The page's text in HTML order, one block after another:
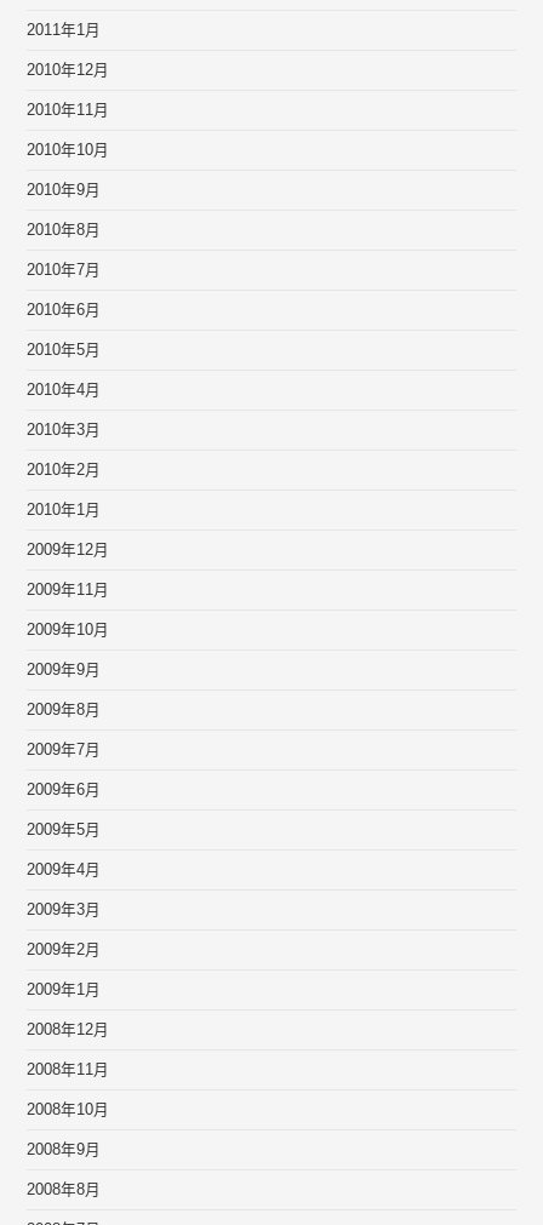
2011年1月
2010年12月
2010年11月
2010年10月
2010年9月
2010年8月
2010年7月
2010年6月
2010年5月
2010年4月
2010年3月
2010年2月
2010年1月
2009年12月
2009年11月
2009年10月
2009年9月
2009年8月
2009年7月
2009年6月
2009年5月
2009年4月
2009年3月
2009年2月
2009年1月
2008年12月
2008年11月
2008年10月
2008年9月
2008年8月